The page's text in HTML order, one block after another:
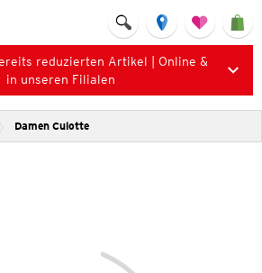
reduzierten Artikel | Online &
in unseren Filialen
Damen Culotte